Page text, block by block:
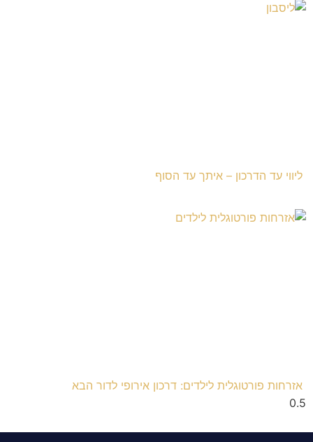
ליווי עד הדרכון – איתך עד הסוף
אזרחות פורטוגלית לילדים: דרכון אירופי לדור הבא